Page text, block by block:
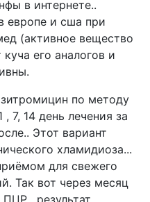
в интернете..
европе и сша при
(активное вещество
его аналогов и
по методу
7, 14 день лечения за
Этот вариант
хламидиоза...
для свежего
Так вот через месяц
, результат